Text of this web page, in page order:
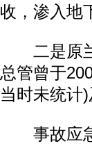
收，渗入地
二是原兰
总管曾于
当时未统计
事故应急